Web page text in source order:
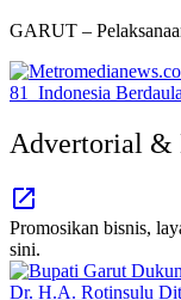
GARUT –
Advertorial &
Promosikan bisnis,
sini.